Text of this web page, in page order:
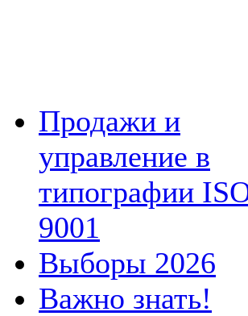
Продажи и
управление в
типографии
9001
Выборы 2026
Важно знать!